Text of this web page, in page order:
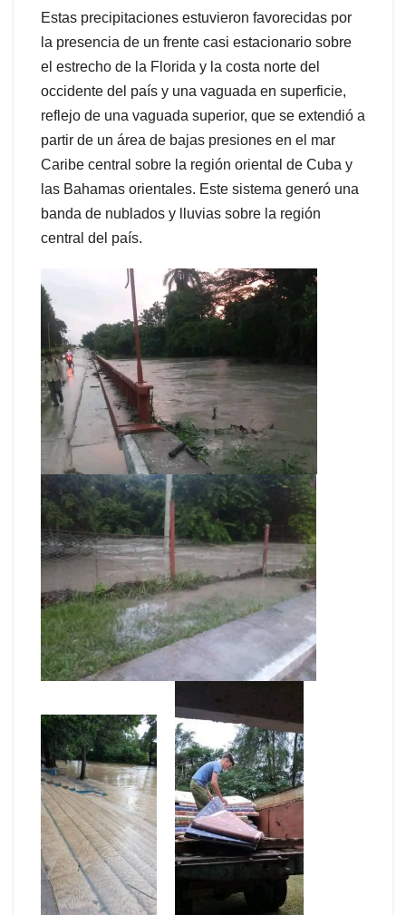
Estas precipitaciones estuvieron favorecidas por
la presencia de un frente casi estacionario sobre
el estrecho de la Florida y la costa norte del
occidente del país y una vaguada en superficie,
reflejo de una vaguada superior, que se extendió a
partir de un área de bajas presiones en el mar
Caribe central sobre la región oriental de Cuba y
las Bahamas orientales. Este sistema generó una
banda de nublados y lluvias sobre la región
central del país.